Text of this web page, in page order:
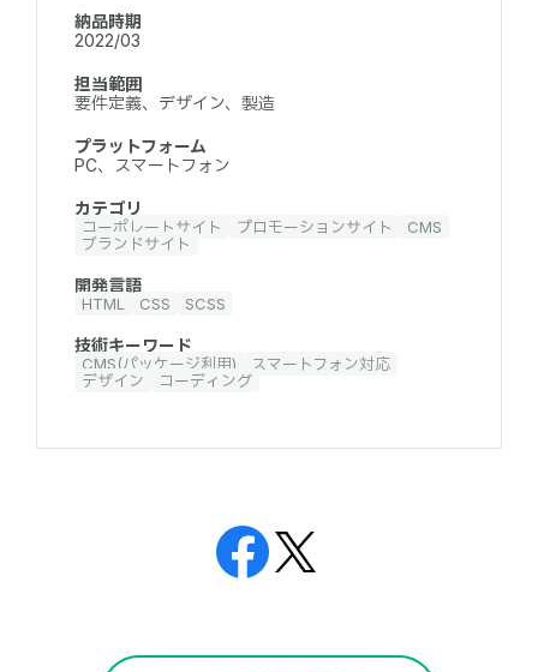
納品時期
2022/03
担当範囲
要件定義、デザイン、製造
プラットフォーム
PC、スマートフォン
カテゴリ
コーポレートサイト プロモーションサイト
CMS
ブランドサイト
開発言語
HTML CSS SCSS
技術キーワード
CMS(パッケージ利用)
スマートフォン対応
デザイン
コーディング